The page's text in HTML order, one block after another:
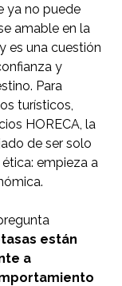
ya no puede
amable en la
es una cuestión
y
Para
turísticos,
HORECA, la
de ser solo
empieza a
están
a